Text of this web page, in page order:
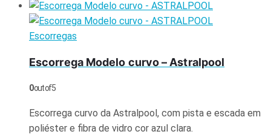
Escorregas
Escorrega Modelo curvo – Astralpool
0out of 5
Escorrega curvo da Astralpool, com pista e escada em
poliéster e fibra de vidro cor azul clara.